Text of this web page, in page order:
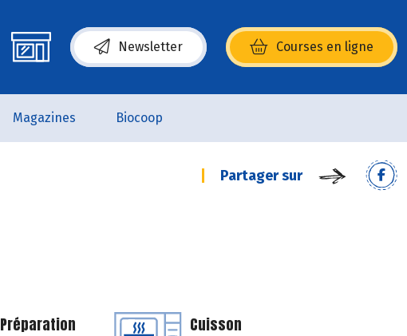
Newsletter Courses en ligne
(s’ouvre dans une nouvelle fenêtre)
Magazines Biocoop
Partager sur
Préparation Cuisson